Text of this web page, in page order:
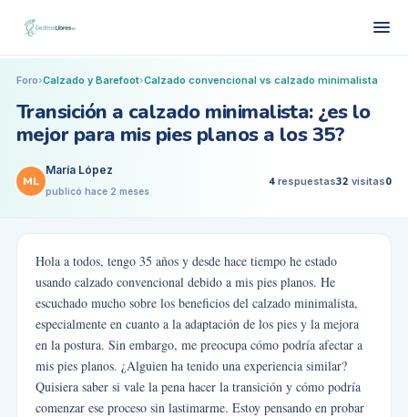
Foro›Calzado y Barefoot›Calzado convencional vs calzado minimalista
Transición a calzado minimalista: ¿es lo
mejor para mis pies planos a los 35?
ML
María López
publicó hace 2 meses
4 respuestas32 visitas0
Hola a todos, tengo 35 años y desde hace tiempo he estado
usando calzado convencional debido a mis pies planos. He
escuchado mucho sobre los beneficios del calzado minimalista,
especialmente en cuanto a la adaptación de los pies y la mejora
en la postura. Sin embargo, me preocupa cómo podría afectar a
mis pies planos. ¿Alguien ha tenido una experiencia similar?
Quisiera saber si vale la pena hacer la transición y cómo podría
comenzar ese proceso sin lastimarme. Estoy pensando en probar